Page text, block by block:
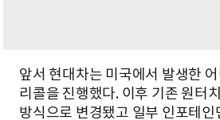
앞서 현대차는 미국에서 발생한
리콜을 진행했다. 이후 기존 원터
방식으로 변경됐고 일부 인포테